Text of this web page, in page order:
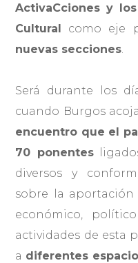
ActivaCciones y
Cultural como eje
nuevas secciones.
Será durante los
cuando Burgos
encuentro que el
70 ponentes
diversos y
sobre la
económico,
actividades de esta
a diferentes